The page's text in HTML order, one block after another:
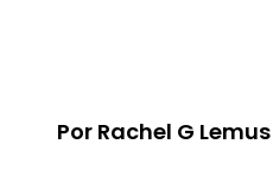
Por Rachel G Lemus